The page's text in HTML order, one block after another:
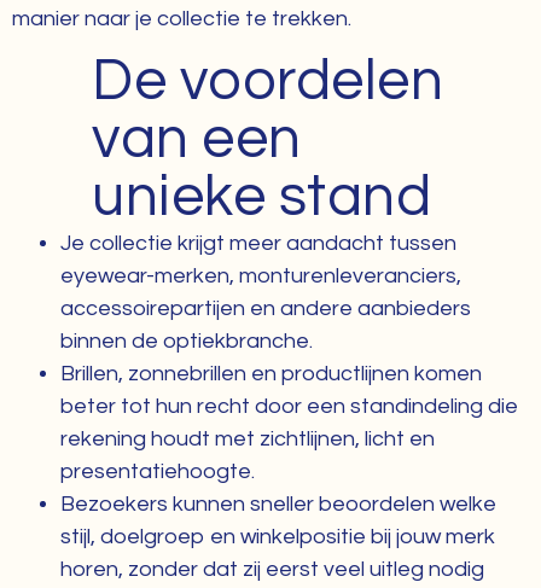
manier naar je collectie te trekken.
De voordelen
van een
unieke stand
Je collectie krijgt meer aandacht tussen
eyewear-merken, monturenleveranciers,
accessoirepartijen en andere aanbieders
binnen de optiekbranche.
Brillen, zonnebrillen en productlijnen komen
beter tot hun recht door een standindeling die
rekening houdt met zichtlijnen, licht en
presentatiehoogte.
Bezoekers kunnen sneller beoordelen welke
stijl, doelgroep en winkelpositie bij jouw merk
horen, zonder dat zij eerst veel uitleg nodig